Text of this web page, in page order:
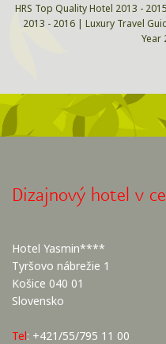
HRS Top Quality Hotel 2013 -
2013 - 2016 | Luxury Travel
Year
Dizajnový hotel v
Hotel Yasmin****
Tyršovo nábrežie 1
Košice 040 01
Slovensko
Tel: +421/55/795 11 00